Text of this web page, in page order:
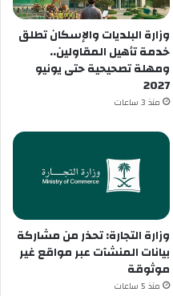
وزارة البلديات والإسكان تطلق
خدمة تأهيل المقاولين..
ومهلة تصحيحية حتى يونيو
2027
منذ 3 ساعات
وزارة التجارة: تحذر من مشاركة
بيانات المنشآت عبر مواقع غير
موثوقة
منذ 5 ساعات